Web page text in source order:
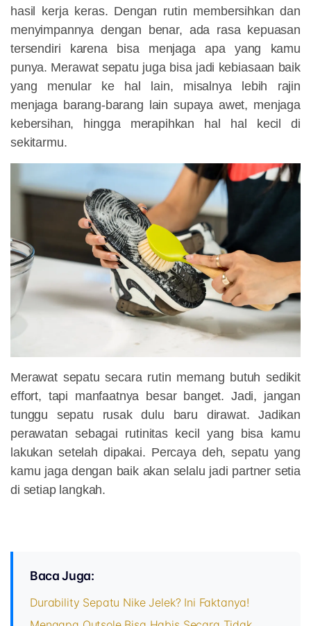
hasil kerja keras. Dengan rutin membersihkan dan
menyimpannya dengan benar, ada rasa kepuasan
tersendiri karena bisa menjaga apa yang kamu
punya. Merawat sepatu juga bisa jadi kebiasaan baik
yang menular ke hal lain, misalnya lebih rajin
menjaga barang-barang lain supaya awet, menjaga
kebersihan, hingga merapihkan hal hal kecil di
sekitarmu.
Merawat sepatu secara rutin memang butuh sedikit
effort, tapi manfaatnya besar banget. Jadi, jangan
tunggu sepatu rusak dulu baru dirawat. Jadikan
perawatan sebagai rutinitas kecil yang bisa kamu
lakukan setelah dipakai. Percaya deh, sepatu yang
kamu jaga dengan baik akan selalu jadi partner setia
di setiap langkah.
Baca Juga:
Durability Sepatu Nike Jelek? Ini Faktanya!